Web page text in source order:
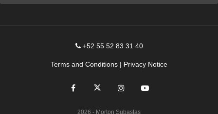
+52 55 52 83 31 40
Terms and Conditions | Privacy Notice
2026 - Morton Subastas